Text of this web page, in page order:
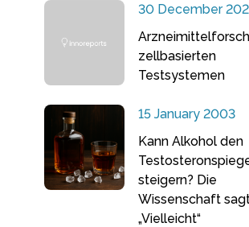
30 December
zellbasierten
Testsystemen
15 January 2003
Kann Alkohol den
steigern? Die
Wissenschaft
„Vielleicht“